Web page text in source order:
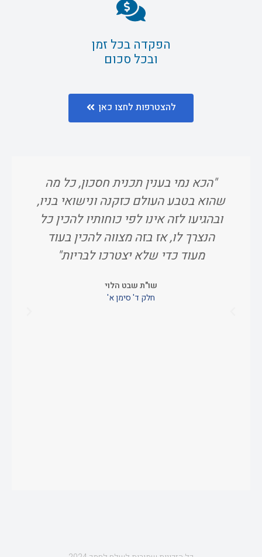
הפקדה בכל זמן
ובכל סכום
להצטרפות לחצו כאן
"הכא נמי בענין תכנית חסכון, כל מה
שהוא בטבע העולם כזקנה ונישואי בניו,
ובהגיעו לזה אינו לפי כוחותיו להכין כל
הנצרך לו, אז בזה מצווה להכין בעוד
מעוד כדי שלא יצטרכו לבריות"
שו"ת שבט הלוי
חלק ד' סימן א'